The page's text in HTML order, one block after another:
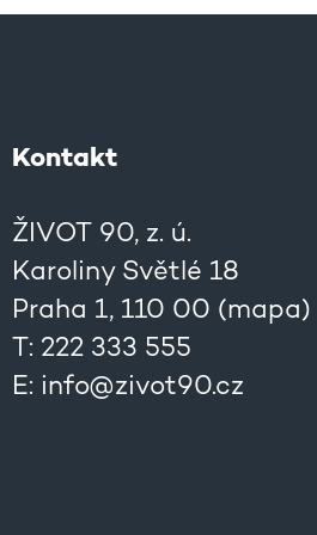
Kontakt
ŽIVOT 90, z. ú.
Karoliny Světlé 18
Praha 1, 110 00 (mapa)
T: 222 333 555
E: info@zivot90.cz